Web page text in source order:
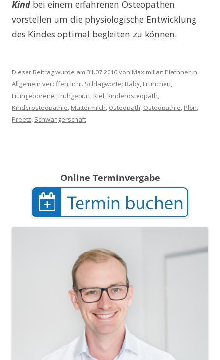
Kind bei einem erfahrenen Osteopathen
vorstellen um die physiologische Entwicklung
des Kindes optimal begleiten zu können.
Dieser Beitrag wurde am 31.07.2016von Maximilian Plathner in
Allgemein veröffentlicht. Schlagworte: Baby, Frühchen,
Frühgeborene, Frühgeburt, Kiel, Kinderosteopath,
Kinderosteopathie, Muttermilch, Osteopath, Osteopathie, Plön,
Preetz, Schwangerschaft.
Online Terminvergabe